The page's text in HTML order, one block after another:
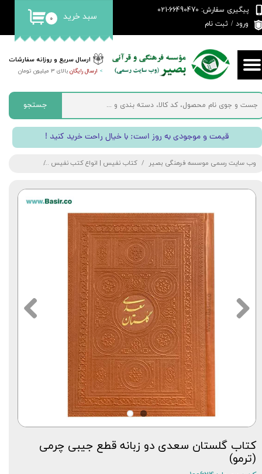
ارسال سریع و روزانه سفارشات
> ارسال رایگانبالای 3 میلیون تومان
پیگیری سفارش: 66490470-021
ورود / ثبت نام
حساب کاربری من
تغییر گذر واژه
سفارشات
خروج از حساب کاربری
۰ سبد خرید
جستجو
! قیمت و موجودی به روز است; با خیال راحت خرید کنید
وب سایت رسمی موسسه فرهنگی بصیر کتاب نفیس | انواع کتب نفیس
کتاب گلستان سعدی دو زبانه قطع جیبی چرمی
(ترمو)